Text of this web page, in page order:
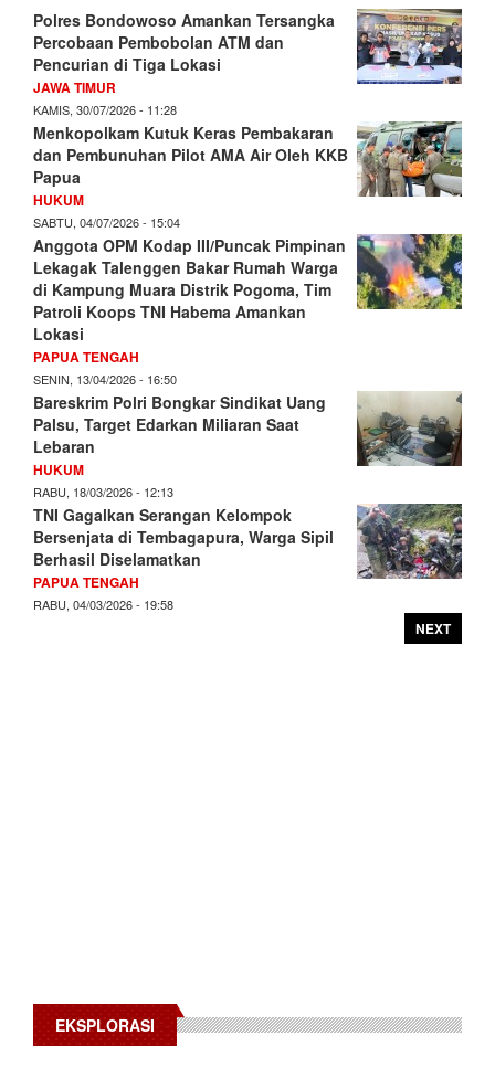
Polres Bondowoso Amankan Tersangka
Percobaan Pembobolan ATM dan
Pencurian di Tiga Lokasi
JAWA TIMUR
KAMIS, 30/07/2026 - 11:28
Menkopolkam Kutuk Keras Pembakaran
dan Pembunuhan Pilot AMA Air Oleh KKB
Papua
HUKUM
SABTU, 04/07/2026 - 15:04
Anggota OPM Kodap III/Puncak Pimpinan
Lekagak Talenggen Bakar Rumah Warga
di Kampung Muara Distrik Pogoma, Tim
Patroli Koops TNI Habema Amankan
Lokasi
PAPUA TENGAH
SENIN, 13/04/2026 - 16:50
Bareskrim Polri Bongkar Sindikat Uang
Palsu, Target Edarkan Miliaran Saat
Lebaran
HUKUM
RABU, 18/03/2026 - 12:13
TNI Gagalkan Serangan Kelompok
Bersenjata di Tembagapura, Warga Sipil
Berhasil Diselamatkan
PAPUA TENGAH
RABU, 04/03/2026 - 19:58
NEXT
EKSPLORASI